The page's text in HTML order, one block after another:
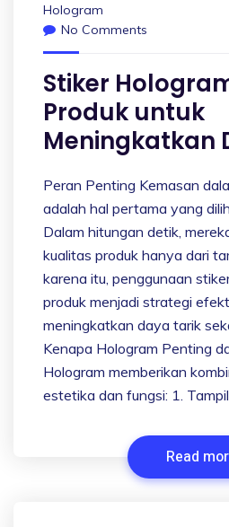
Hologram
No Comments
Stiker
Produk untuk
Meningkatkan
Peran Penting Kemasan
adalah hal pertama yang
Dalam hitungan detik,
kualitas produk hanya dari
karena itu, penggunaan
produk menjadi strategi
meningkatkan daya tarik
Kenapa Hologram Penting
Hologram memberikan
estetika dan fungsi: 1.
Read